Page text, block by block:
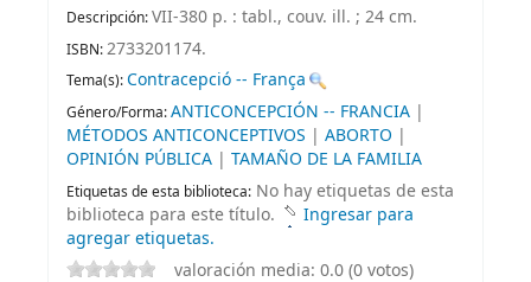
Descripción:VII-380 p. : tabl., couv. ill. ; 24 cm.
ISBN:2733201174.
Tema(s):Contracepció -- França
Género/Forma:ANTICONCEPCIÓN -- FRANCIA |
MÉTODOS ANTICONCEPTIVOS | ABORTO |
OPINIÓN PÚBLICA | TAMAÑO DE LA FAMILIA
Etiquetas de esta biblioteca: No hay etiquetas de esta
biblioteca para este título.
Ingresar para
agregar etiquetas.
valoración media: 0.0 (0 votos)